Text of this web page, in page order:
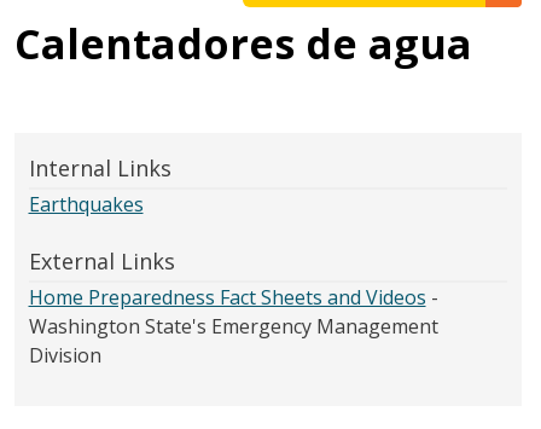
Calentadores de agua
Internal Links
Earthquakes
External Links
Home Preparedness Fact Sheets and Videos -
Washington State's Emergency Management
Division